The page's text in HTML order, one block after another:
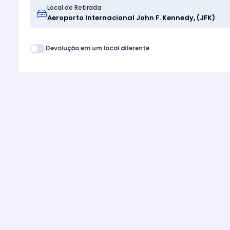
Local de Retirada
Devolução em um local diferente